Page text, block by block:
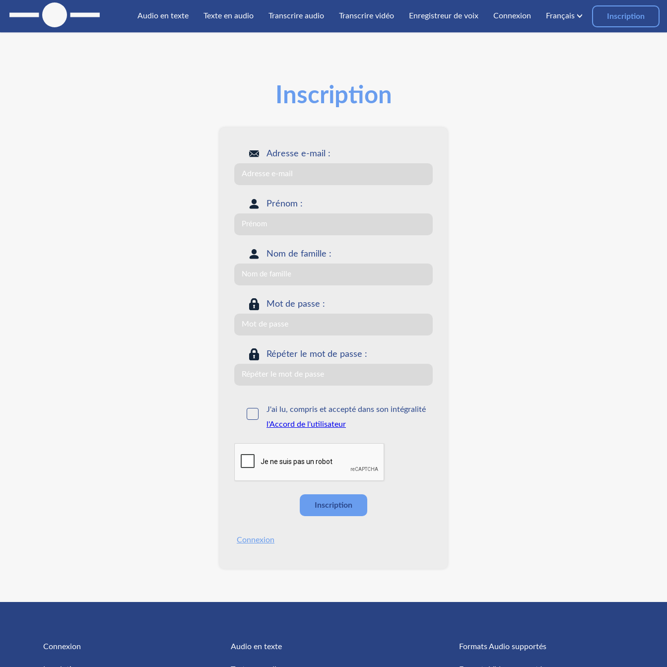
Audio en texte Texte en audio Transcrire audio Transcrire vidéo Enregistreur de voix Connexion Français Inscription
Inscription
Adresse e-mail :
Prénom :
Nom de famille :
Mot de passe :
Répéter le mot de passe :
J'ai lu, compris et accepté dans son intégralité
l'Accord de l'utilisateur
Connexion
Connexion Audio en texte Formats Audio supportés